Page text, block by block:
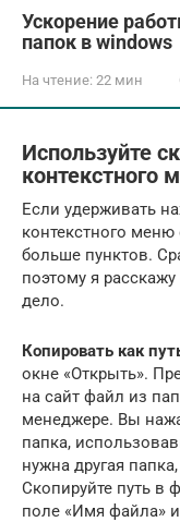
Ускорение
папок в windows
На чтение: 22 мин
Используйте
контекстного
Если удерживать
контекстного
больше пунктов.
поэтому я
дело.
Копировать как
окне «Открыть».
на сайт файл из
менеджере. Вы
папка,
нужна другая
Скопируйте путь в
поле «Имя файла»